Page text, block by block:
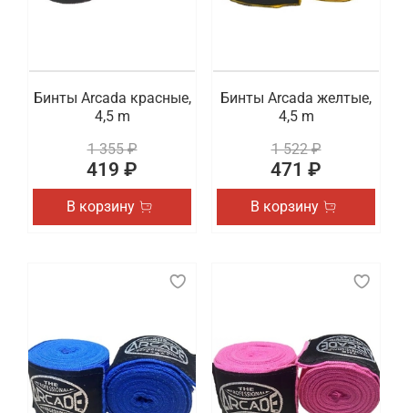
Бинты Arcada красные,
4,5 m
1 355 ₽
419 ₽
В корзину
Бинты Arcada желтые,
4,5 m
1 522 ₽
471 ₽
В корзину